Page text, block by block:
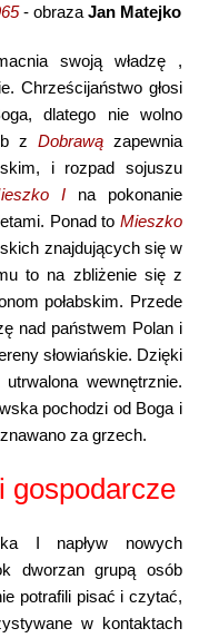
- obraza Jan Matejko
swoją władzę ,
Chrześcijaństwo głosi
dlatego nie wolno
zDobrawą zapewnia
i rozpad sojuszu
I na pokonanie
Ponad to Mieszko
znajdujących się w
to na zbliżenie się z
połabskim. Przede
nad państwem Polan i
słowiańskie. Dzięki
utrwalona wewnętrznie.
pochodzi od Boga i
za grzech.
gospodarcze
I napływ nowych
dworzan grupą osób
potrafili pisać i czytać,
w kontaktach